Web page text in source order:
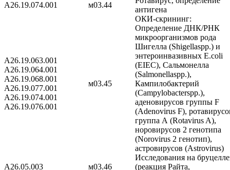
A26.19.074.001
м03.44
антигена
A26.19.063.001
A26.19.064.001
A26.19.068.001
A26.19.077.001
A26.19.074.001
A26.19.076.001
м03.45
ОКИ-скрининг:
Определение ДНК/РНК
микроорганизмов рода
Шигелла (Shigellaspp.) и
энтероинвазивных E.coli
(EIEC), Cальмонелла
(Salmonellaspp.),
Кампилобактерий
(Campylobacterspp.),
аденовирусов группы F
(Adenovirus F),
группа А (Rotavirus A),
норовирусов 2 генотипа
(Norovirus 2 генотип),
астровирусов (Astrovirus)
A26.05.003 м03.46
Исследования на
(реакция Райта,